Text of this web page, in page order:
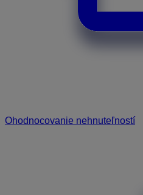
Ohodnocovanie nehnuteľností